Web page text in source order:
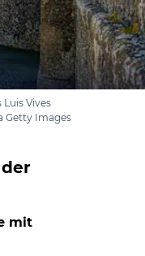
Luis Vives
Getty Images
mit